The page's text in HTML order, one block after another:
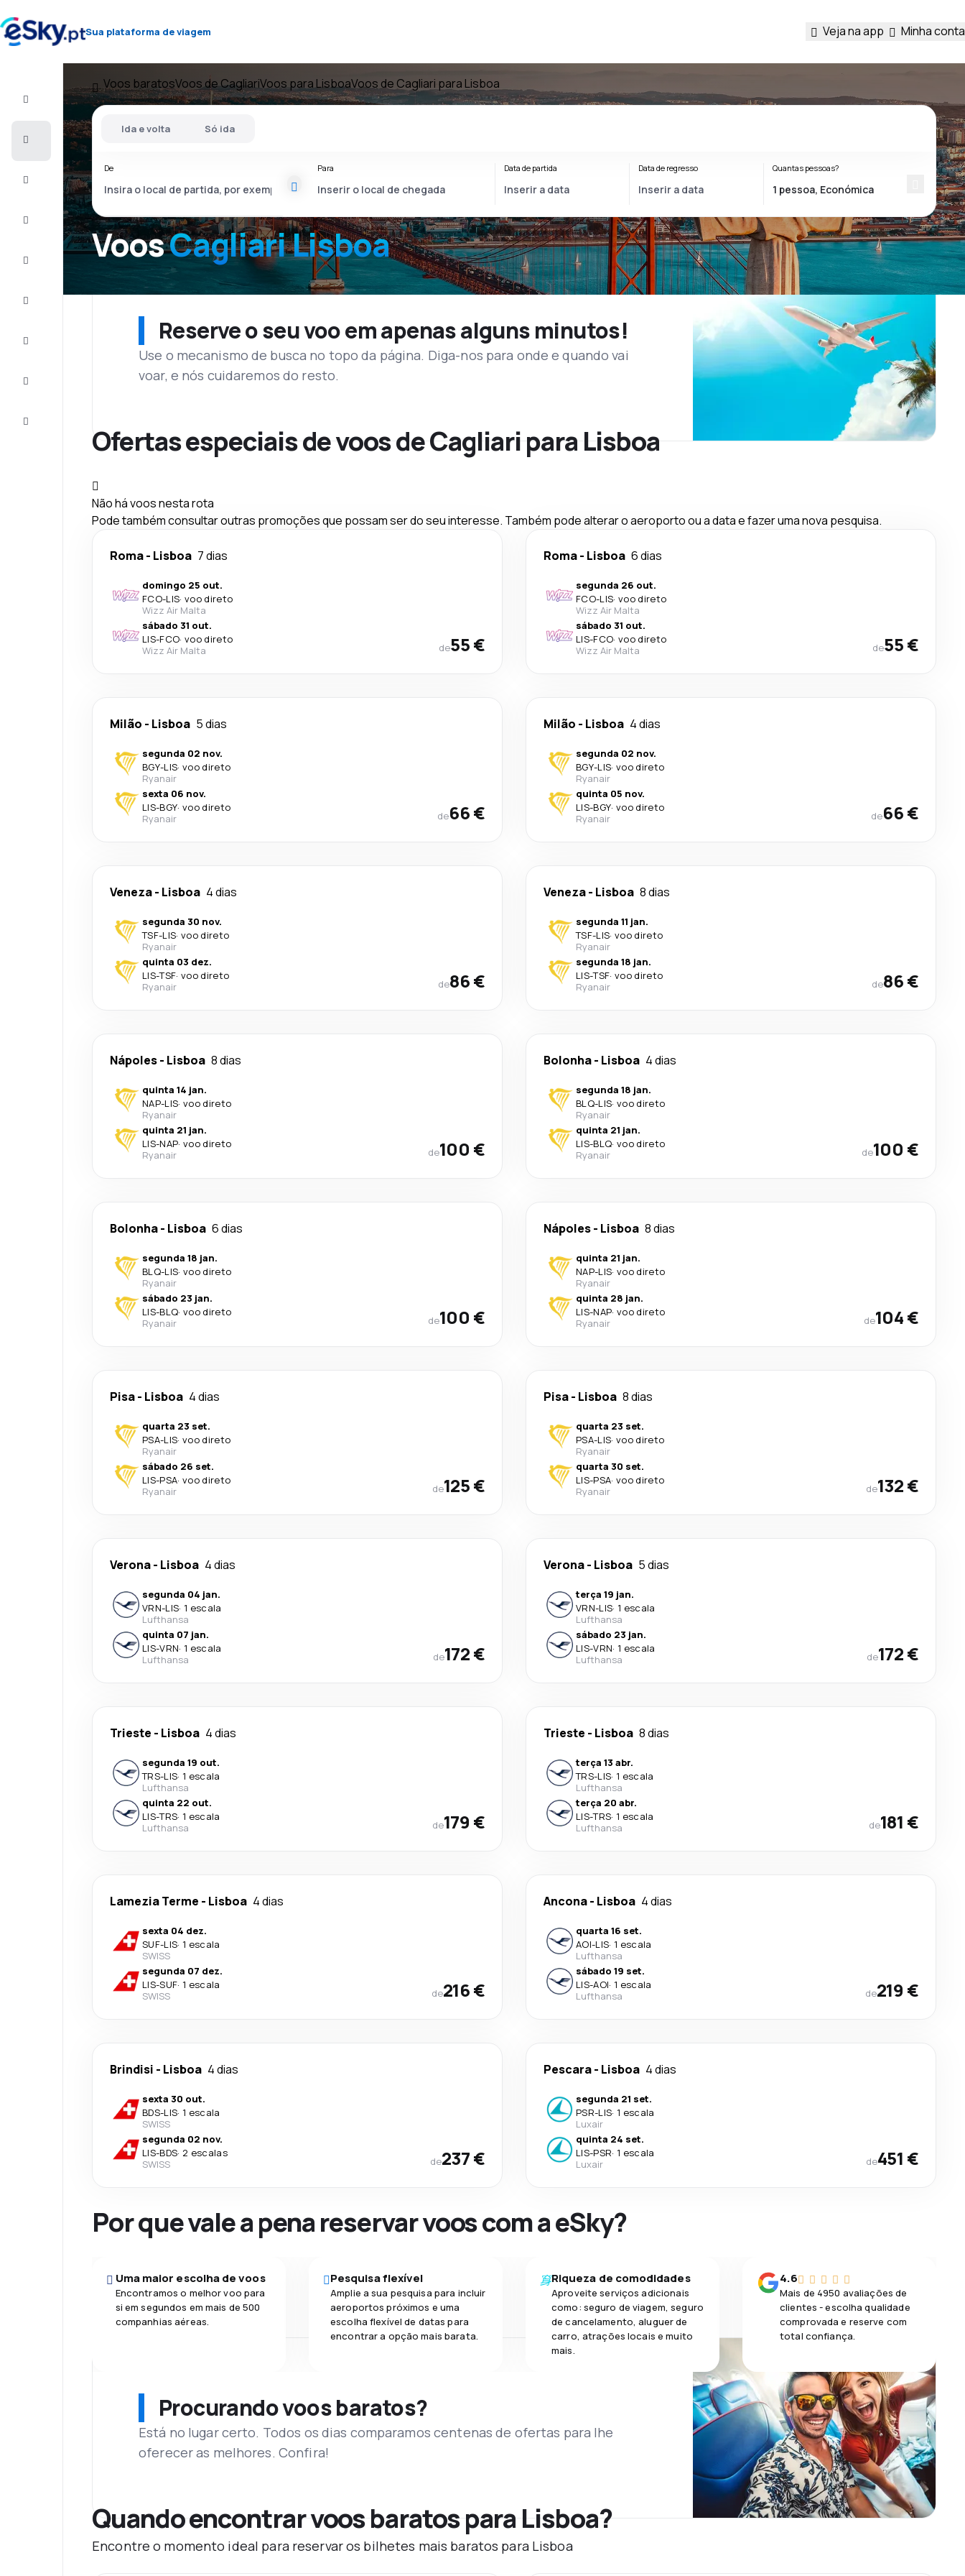
Sua plataforma de viagem Veja na app Minha conta
Voo+Hotel
Voos baratosVoos de CagliariVoos para LisboaVoos de Cagliari para Lisboa
VoosCagliari Lisboa
Ida e volta Só ida
De Para Data de partida Data de regresso Quantas pessoas?
Reserve o seu voo em apenas alguns minutos!
Use o mecanismo de busca no topo da página. Diga-nos para onde e quando vai
voar, e nós cuidaremos do resto.
Ofertas especiais de voos de Cagliari para Lisboa
Não há voos nesta rota
Pode também consultar outras promoções que possam ser do seu interesse. Também pode alterar o aeroporto ou a data e fazer uma nova pesquisa.
Roma- Lisboa 7 dias
domingo 25 out.
FCO-LIS· voo direto
Wizz Air Malta
sábado 31 out.
LIS-FCO· voo direto
Wizz Air Malta
de55 €
Roma- Lisboa 6 dias
segunda 26 out.
FCO-LIS· voo direto
Wizz Air Malta
sábado 31 out.
LIS-FCO· voo direto
Wizz Air Malta
de55 €
Milão - Lisboa 5 dias
segunda 02 nov.
BGY-LIS· voo direto
Ryanair
sexta 06 nov.
LIS-BGY· voo direto
Ryanair
de66 €
Milão - Lisboa 4 dias
segunda 02 nov.
BGY-LIS· voo direto
Ryanair
quinta 05 nov.
LIS-BGY· voo direto
Ryanair
de66 €
Veneza- Lisboa 4 dias
segunda 30 nov.
TSF-LIS· voo direto
Ryanair
quinta 03 dez.
LIS-TSF· voo direto
Ryanair
de86 €
Veneza- Lisboa 8 dias
segunda 11 jan.
TSF-LIS· voo direto
Ryanair
segunda 18 jan.
LIS-TSF· voo direto
Ryanair
de86 €
Nápoles- Lisboa 8 dias
quinta 14 jan.
NAP-LIS· voo direto
Ryanair
quinta 21 jan.
LIS-NAP· voo direto
Ryanair
de100 €
Bolonha- Lisboa 4 dias
segunda 18 jan.
BLQ-LIS· voo direto
Ryanair
quinta 21 jan.
LIS-BLQ· voo direto
Ryanair
de100 €
Bolonha- Lisboa 6 dias
segunda 18 jan.
BLQ-LIS· voo direto
Ryanair
sábado 23 jan.
LIS-BLQ· voo direto
Ryanair
de100 €
Nápoles- Lisboa 8 dias
quinta 21 jan.
NAP-LIS· voo direto
Ryanair
quinta 28 jan.
LIS-NAP· voo direto
Ryanair
de104 €
Pisa- Lisboa 4 dias
quarta 23 set.
PSA-LIS· voo direto
Ryanair
sábado 26 set.
LIS-PSA· voo direto
Ryanair
de125 €
Pisa- Lisboa 8 dias
quarta 23 set.
PSA-LIS· voo direto
Ryanair
quarta 30 set.
LIS-PSA· voo direto
Ryanair
de132 €
Verona- Lisboa 4 dias
segunda 04 jan.
VRN-LIS· 1 escala
Lufthansa
quinta 07 jan.
LIS-VRN· 1 escala
Lufthansa
de172 €
Verona- Lisboa 5 dias
terça 19 jan.
VRN-LIS· 1 escala
Lufthansa
sábado 23 jan.
LIS-VRN· 1 escala
Lufthansa
de172 €
Trieste - Lisboa 4 dias
segunda 19 out.
TRS-LIS· 1 escala
Lufthansa
quinta 22 out.
LIS-TRS· 1 escala
Lufthansa
de179 €
Trieste - Lisboa 8 dias
terça 13 abr.
TRS-LIS· 1 escala
Lufthansa
terça 20 abr.
LIS-TRS· 1 escala
Lufthansa
de181 €
Lamezia Terme - Lisboa 4 dias
sexta 04 dez.
SUF-LIS· 1 escala
SWISS
segunda 07 dez.
LIS-SUF· 1 escala
SWISS
de216 €
Ancona- Lisboa 4 dias
quarta 16 set.
AOI-LIS· 1 escala
Lufthansa
sábado 19 set.
LIS-AOI· 1 escala
Lufthansa
de219 €
Brindisi - Lisboa 4 dias
sexta 30 out.
BDS-LIS· 1 escala
SWISS
segunda 02 nov.
LIS-BDS· 2 escalas
SWISS
de237 €
Pescara- Lisboa 4 dias
segunda 21 set.
PSR-LIS· 1 escala
Luxair
quinta 24 set.
LIS-PSR· 1 escala
Luxair
de451 €
Por que vale a pena reservar voos com a eSky?
Uma maior escolha de voos
Encontramos o melhor voo para
si em segundos em mais de 500
companhias aéreas.
Pesquisa flexível
Amplie a sua pesquisa para incluir
aeroportos próximos e uma
escolha flexível de datas para
encontrar a opção mais barata.
Riqueza de comodidades
Aproveite serviços adicionais
como: seguro de viagem, seguro
de cancelamento, aluguer de
carro, atrações locais e muito
mais.
4.6
Mais de 4950 avaliações de
clientes - escolha qualidade
comprovada e reserve com
total confiança.
Procurando voos baratos?
Está no lugar certo. Todos os dias comparamos centenas de ofertas para lhe
oferecer as melhores. Confira!
Quando encontrar voos baratos para Lisboa?
Encontre o momento ideal para reservar os bilhetes mais baratos para Lisboa